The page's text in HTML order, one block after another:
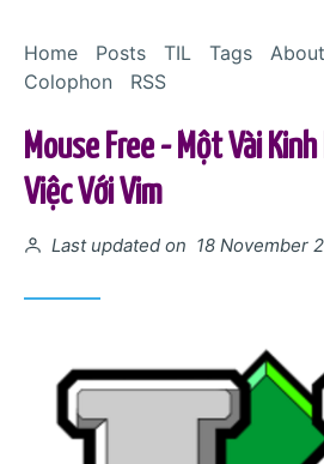
Home
Posts TIL Tags About
Colophon
RSS
Mouse Free - Một Vài
Việc Với Vim
Posted on
Last updated on 18 November